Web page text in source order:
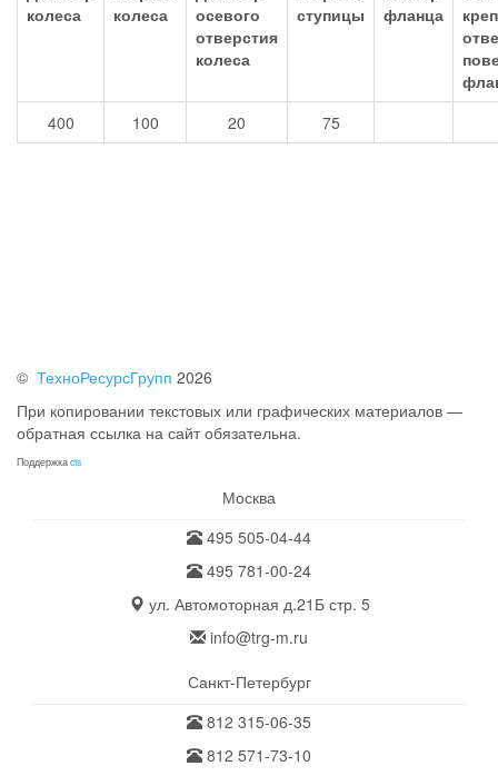
400 100 20 75
© ТехноРесурсГрупп 2026
При копировании текстовых или графических материалов —
обратная ссылка на сайт обязательна.
Поддержкаcts
Москва
495 505-04-44
495 781-00-24
ул. Автомоторная д.21Б стр. 5
info@trg-m.ru
Санкт-Петербург
812 315-06-35
812 571-73-10